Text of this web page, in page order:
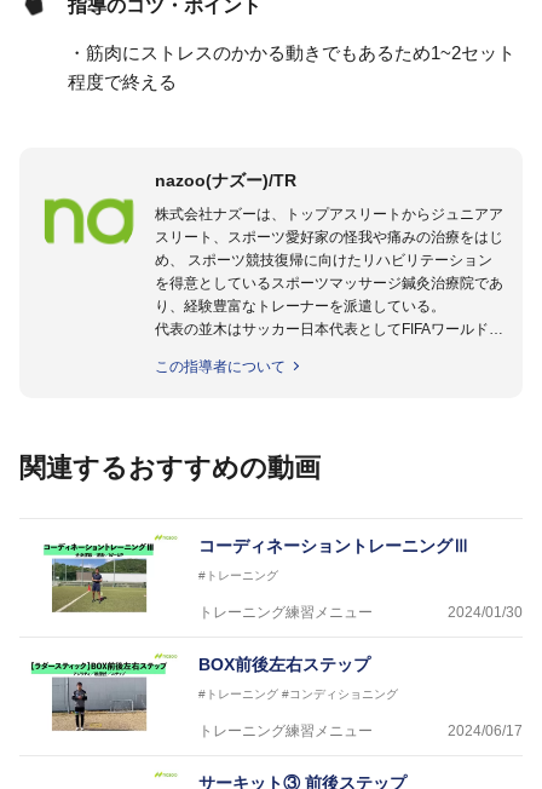
指導のコツ・ポイント
・筋肉にストレスのかかる動きでもあるため1~2セット
程度で終える
nazoo(ナズー)/TR
株式会社ナズーは、トップアスリートからジュニアア
スリート、スポーツ愛好家の怪我や痛みの治療をはじ
め、 スポーツ競技復帰に向けたリハビリテーション
を得意としているスポーツマッサージ鍼灸治療院であ
り、経験豊富なトレーナーを派遣している。
代表の並木はサッカー日本代表としてFIFAワールドカ
のほかU-23日本代表のアスレティックトレーナーと
世代のサッカーを中心に、WJBL、社会人ラグビー、
を派遣している。
さらには講演会やセミナー、専門学校などの教育機関
に講師を派遣するなど後進育成にも力を入れている。
「一人一人の健康な人生をサポートする」を企業理念
からサポートし、一人一人の「楽しく、豊かに、生き
生きと」生きる、そんな『健康な人生』をサポートし
ている。
この指導者について
関連するおすすめの動画
コーディネーショントレーニングⅢ
#トレーニング
トレーニング練習メニュー 2024/01/30
BOX前後左右ステップ
#トレーニング #コンディショニング
トレーニング練習メニュー 2024/06/17
サーキット③ 前後ステップ